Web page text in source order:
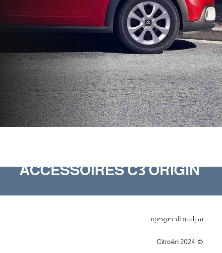
ACCESSOIRES C3 ORIGIN
Citroën 2024
سياسة الخصوصية